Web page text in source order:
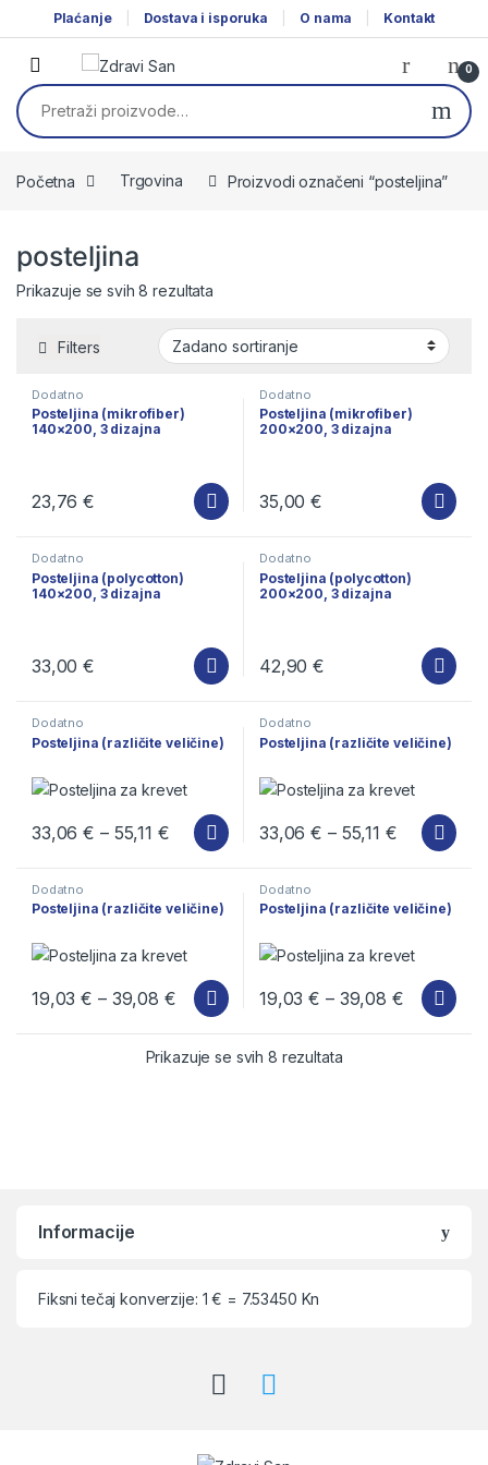
Skip to navigation
Skip to content
Plaćanje Dostava i isporuka O nama Kontakt
0
Pretraži:
Početna Trgovina Proizvodi označeni “posteljina”
posteljina
Prikazuje se svih 8 rezultata
Filters
Dodatno
Posteljina (mikrofiber)
140×200, 3 dizajna
23,76€
Ovaj proizvod ima više varijanti. Opcije se mogu odabrati na
Dodatno
Posteljina (mikrofiber)
200×200, 3 dizajna
35,00€
Ovaj proizvod ima više
Dodatno
Posteljina (polycotton)
140×200, 3 dizajna
33,00€
Ovaj proizvod ima više varijanti. Opcije se mogu odabrati na
Dodatno
Posteljina (polycotton)
200×200, 3 dizajna
42,90€
Ovaj proizvod ima više
Dodatno
Posteljina (različite veličine)
33,06€ – 55,11 €
Ovaj proizvod ima više varijanti. Opcije se mogu odabrati na
Dodatno
Posteljina (različite veličine)
33,06€ – 55,11 €
Ovaj proizvod ima više
Dodatno
Posteljina (različite veličine)
19,03€ – 39,08 €
Ovaj proizvod ima više varijanti. Opcije se mogu odabrati na
Dodatno
Posteljina (različite veličine)
19,03€ – 39,08 €
Ovaj proizvod ima više
Prikazuje se svih 8 rezultata
Informacije
Fiksni tečaj konverzije: 1 € = 7.53450 Kn